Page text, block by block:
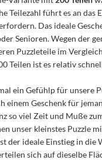
Teilezahl führt es an das
Das ideale
Senioren. Wegen der
Puzzleteile im
Teilen ist es relativ
ein Gefühlp für unsere
einem Geschenk für
so viel Zeit und Muße
unser kleinstes Puzzle
der ideale Einstieg in die
sich auf dieselbe